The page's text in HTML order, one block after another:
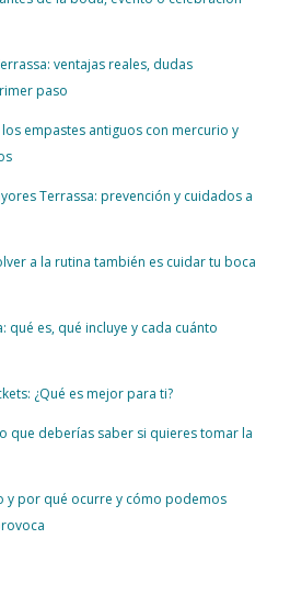
ventajas reales, dudas
paso
empastes antiguos con mercurio y
Terrassa: prevención y cuidados a
a la rutina también es cuidar tu boca
qué es, qué incluye y cada cuánto
¿Qué es mejor para ti?
que deberías saber si quieres tomar la
y por qué ocurre y cómo podemos